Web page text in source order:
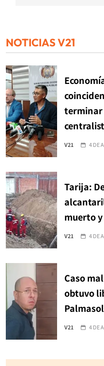
NOTICIAS V21
terminar
V21 4 DE
Tarija:
muerto
V21 4 DE
Caso
obtuvo
V21 4 DE